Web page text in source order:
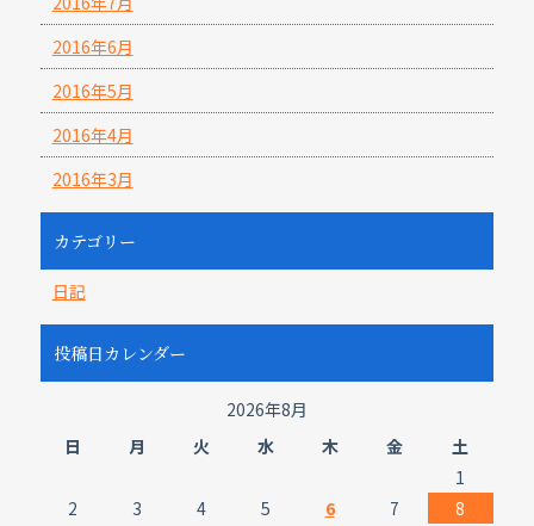
2016年6月
2016年5月
2016年4月
2016年3月
カテゴリー
日記
投稿日カレンダー
2026年8月
日
月 火 水 木 金 土
1
2
3 4 5 6 7
8